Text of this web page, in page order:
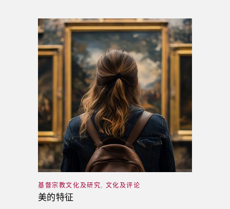
基督宗教文化及研究, 文化及评论
美的特征